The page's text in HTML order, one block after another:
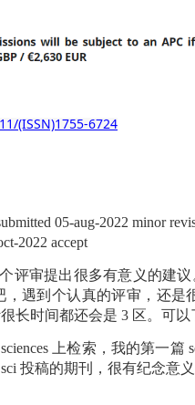
(ISSN)1755-6724
05-aug-2022 minor
2022 accept
评审提出很多有意义的建
遇到个认真的评审，还是
长时间都还会是 3 区。可以
上检索，我的第一篇
sci 投稿的期刊，很有纪念意